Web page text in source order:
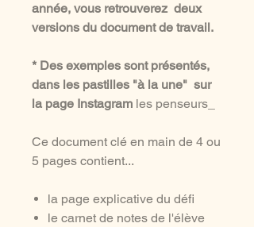
année, vous retrouverez deux
versions du document de travail.
* Des exemples sont présentés,
dans les pastilles "à la une" sur
la page Instagram les penseurs_
Ce document clé en main de 4 ou
5 pages contient...
la page explicative du défi
le carnet de notes de l'élève